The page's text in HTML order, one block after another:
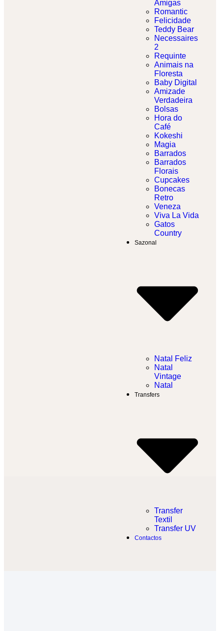
Amigas
Romantic
Felicidade
Teddy Bear
Necessaires
2
Requinte
Animais na
Floresta
Baby Digital
Amizade
Verdadeira
Bolsas
Hora do
Café
Kokeshi
Magia
Barrados
Barrados
Florais
Cupcakes
Bonecas
Retro
Veneza
Viva La Vida
Gatos
Country
Sazonal
Natal Feliz
Natal
Vintage
Natal
Transfers
Transfer
Textil​
Transfer UV
Contactos